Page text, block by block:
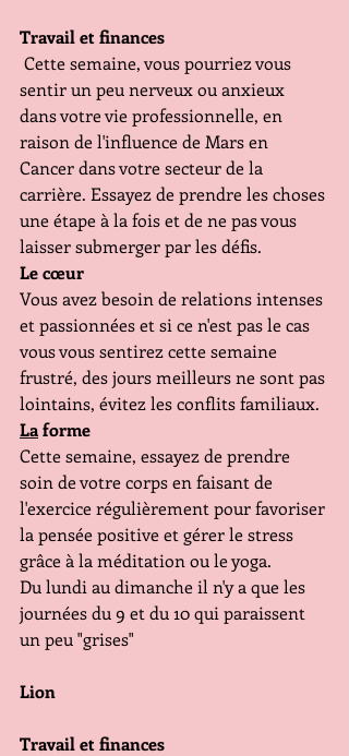
Travail et finances
sentir un peu nerveux ou anxieux
dans votre vie professionnelle, en
raison de l'influence de Mars en
Cancer dans votre secteur de la
carrière. Essayez de prendre les choses
une étape à la fois et de ne pas vous
laisser submerger par les défis.
Le cœur
Vous avez besoin de relations intenses
et passionnées et si ce n'est pas le cas
vous vous sentirez cette semaine
frustré, des jours meilleurs ne sont pas
lointains, évitez les conflits familiaux.
La forme
Cette semaine, essayez de prendre
soin de votre corps en faisant de
l'exercice régulièrement pour favoriser
la pensée positive et gérer le stress
grâce à la méditation ou le yoga.
Du lundi au dimanche il n'y a que les
journées du 9 et du 10 qui paraissent
un peu "grises"
Lion
Travail et finances